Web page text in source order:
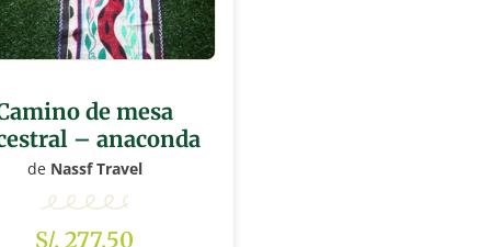
de mesa
– anaconda
de Nassf Travel
S/. 277.50